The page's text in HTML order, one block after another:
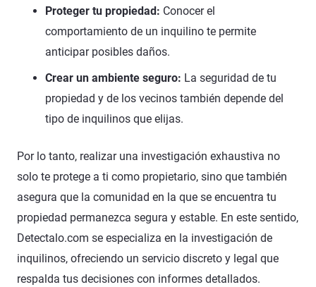
Proteger tu propiedad: Conocer el
comportamiento de un inquilino te permite
anticipar posibles daños.
Crear un ambiente seguro: La seguridad de tu
propiedad y de los vecinos también depende del
tipo de inquilinos que elijas.
Por lo tanto, realizar una investigación exhaustiva no
solo te protege a ti como propietario, sino que también
asegura que la comunidad en la que se encuentra tu
propiedad permanezca segura y estable. En este sentido,
Detectalo.com se especializa en la investigación de
inquilinos, ofreciendo un servicio discreto y legal que
respalda tus decisiones con informes detallados.